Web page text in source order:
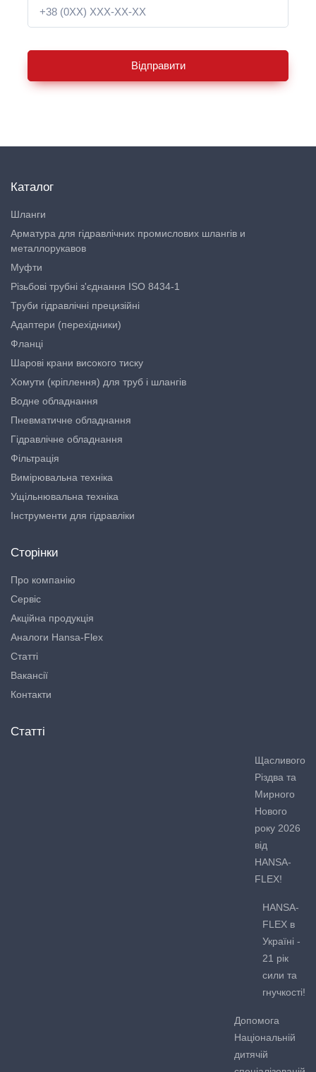
Відправити
Каталог
Шланги
Арматура для гідравлічних промислових шлангів и
металлорукавов
Муфти
Різьбові трубні з'єднання ISO 8434-1
Труби гідравлічні прецизійні
Адаптери (перехідники)
Фланці
Шарові крани високого тиску
Хомути (кріплення) для труб і шлангів
Водне обладнання
Пневматичне обладнання
Гідравлічне обладнання
Фільтрація
Вимірювальна техніка
Ущільнювальна техніка
Інструменти для гідравліки
Сторінки
Про компанію
Сервіс
Акційна продукція
Аналоги Hansa-Flex
Статті
Вакансії
Контакти
Статті
Щасливого
Різдва та
Мирного
Нового
року 2026
від
HANSA-
FLEX!
HANSA-
FLEX в
Україні -
21 рік
сили та
гнучкості!
Допомога
Національній
дитячій